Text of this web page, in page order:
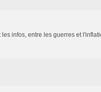
infos, entre les guerres et